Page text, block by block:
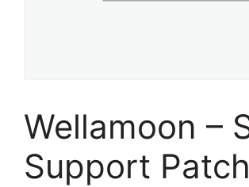
Wellamoon –
Support